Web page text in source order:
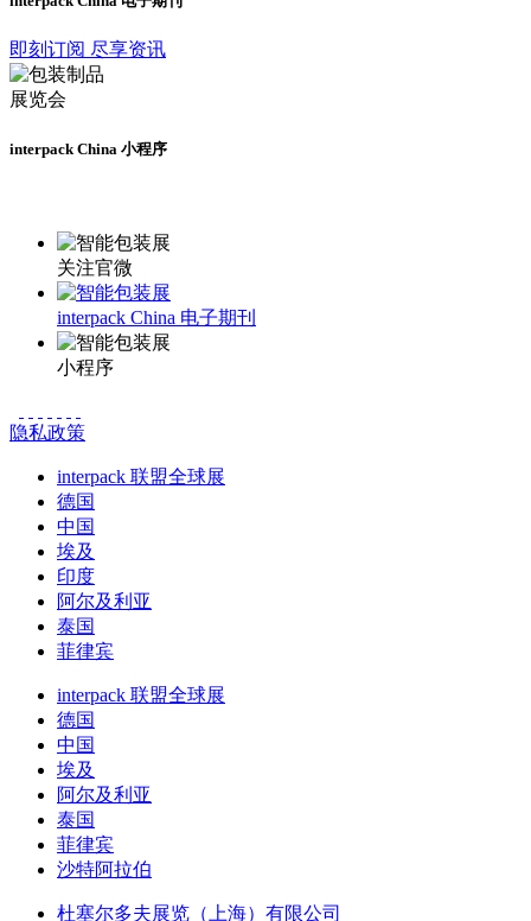
即刻订阅 尽享资讯
interpack China 小程序
关注官微
interpack China 电子期刊
小程序
隐私政策
interpack 联盟全球展
德国
中国
埃及
印度
阿尔及利亚
泰国
菲律宾
interpack 联盟全球展
德国
中国
埃及
阿尔及利亚
泰国
菲律宾
沙特阿拉伯
杜塞尔多夫展览（上海）有限公司